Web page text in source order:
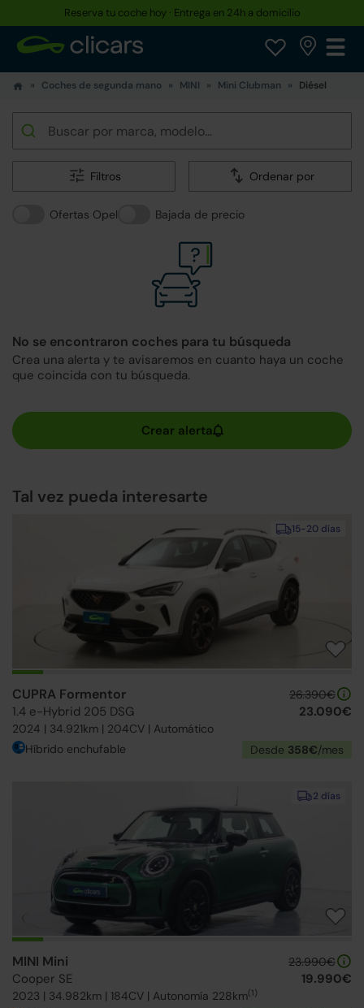
Reserva tu coche hoy · Entrega en 24h a domicilio
Coches de segunda mano MINI Mini Clubman Diésel
Filtros Ordenar por
Ofertas Opel Bajada de precio
No se encontraron coches para tu búsqueda
Crea una alerta y te avisaremos en cuanto haya un coche
que coincida con tu búsqueda.
Tal vez pueda interesarte
15-20 días
CUPRA Formentor
1.4 e-Hybrid 205 DSG
2024 | 34.921km | 204CV | Automático
26.390€
23.090€
Híbrido enchufable Desde 358€/mes
2 días
MINI Mini
Cooper SE
2023 | 34.982km | 184CV | Autonomía 228km(1)
23.990€
19.990€